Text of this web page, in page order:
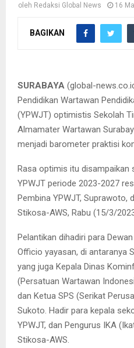
oleh Redaksi Global News 16
BAGIKAN
Pengurus Baru YPWJT berfoto
SURABAYA (global-
Pendidikan Wartawan
(YPWJT) optimistis Sekolah
Almamater Wartawan
menjadi barometer praktisi
Rasa optimis itu disampaikan
YPWJT periode 2023-2027
Pembina YPWJT, Suprawoto,
Stikosa-AWS, Rabu (15/3/
Pelantikan dihadiri para
Officio yayasan, di antaranya
yang juga Kepala Dinas
(Persatuan Wartawan
dan Ketua SPS (Serikat
Sukoto. Hadir para kepala
YPWJT, dan Pengurus IKA
Stikosa-AWS.